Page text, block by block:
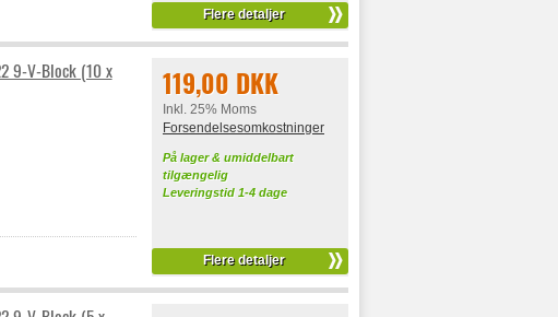
Flere detaljer
119,00 DKK
Inkl. 25% Moms
Forsendelsesomkostninger
På lager & umiddelbart
tilgængelig
Leveringstid 1-4 dage
Flere detaljer
9-V-Block (10 x